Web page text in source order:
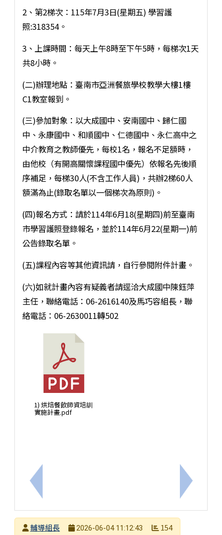
上一筆：轉知轉知國立臺北教育大學辦理115學年度
2、第2梯次：115年7月3日(星期五) 學習護
照:318354。
3、上課時間：每天上午8時至下午5時，每梯次1天
共8小時。
(二)辦理地點：臺南市亞洲餐旅學校教學大樓1樓
C1教室報到。
(三)參加對象：以大成國中、安南國中、歸仁國
中、永康國中、和順國中、仁德國中、永仁高中之
中介教育之教師優先，每校1名，報名不足額時，
由他校（有開高關懷課程國中優先）依報名先後順
序補足，每梯30人(不含工作人員)，共辦2梯60人
額滿為止(錄取名單以一個梯次為原則)。
(四)報名方式：請於114年6月18(星期四)前至臺南
市學習護照登錄報名，並於114年6月22(星期一)前
公告錄取名單。
(五)課程內容等其他資訊請，自行參閱附件計畫。
(六)如就計畫內容有疑義者請逕洽大成國中陳鈺萍
主任，聯絡電話：06-2616140及馬巧容組長，聯
絡電話：06-2630011轉502
1) 烘焙餐飲師資培訓
實施計畫.pdf
下一筆：
發布者
輔導組長
2026-06-04 11:12:43 154